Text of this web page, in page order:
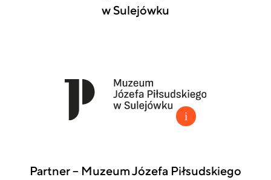
w Sulejówku
Partner – Muzeum Józefa Piłsudskiego